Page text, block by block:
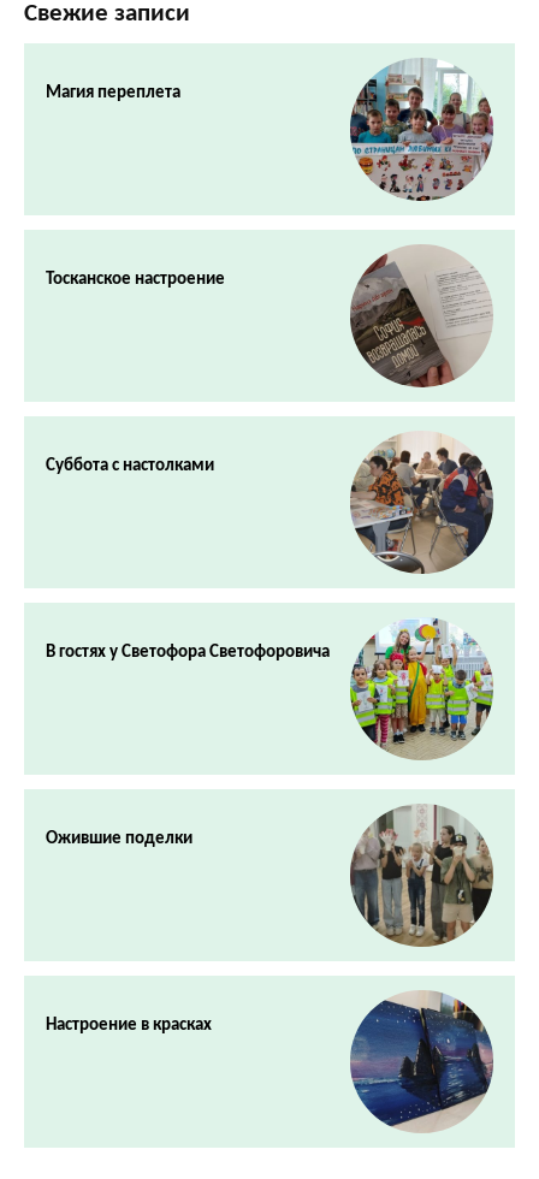
Свежие записи
Магия переплета
Тосканское настроение
Суббота с настолками
В гостях у Светофора Светофоровича
Ожившие поделки
Настроение в красках